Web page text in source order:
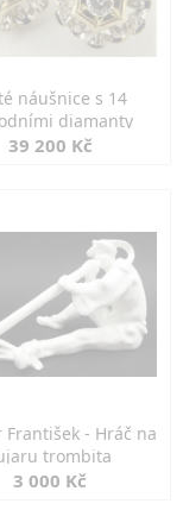
náušnice s 14
diamanty
39 200 Kč
František - Hráč na
trombita
3 000 Kč